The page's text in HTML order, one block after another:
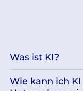
Was ist KI?
Wie kann ich